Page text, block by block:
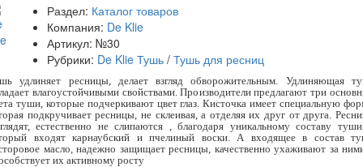
Раздел: Каталог товаров
Компания: De Klie
Артикул: №30
Рубрики: De Klie Тушь / Тушь для ресниц
удлиняет ресницы, делает взгляд обворожительным. Удлиняющая
влагоустойчивыми свойствами. Производители предлагают три
туши, которые подчеркивают цвет глаз. Кисточка имеет специальную
подкручивает ресницы, не склеивая, а отделяя их друг от друга.
естественно не слипаются , благодаря уникальному составу
входят карнаубский и пчелиный воски. А входящее в состав
масло, надежно защищает ресницы, качественно ухаживают за
их активному росту